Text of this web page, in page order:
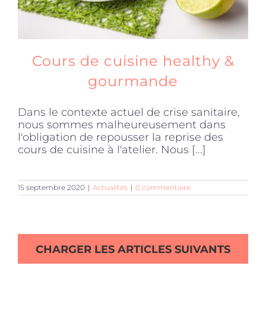
Cours de cuisine healthy &
gourmande
Dans le contexte actuel de crise sanitaire,
nous sommes malheureusement dans
l'obligation de repousser la reprise des
cours de cuisine à l'atelier. Nous [...]
15 septembre 2020 | Actualités | 0 commentaire
CHARGER LES ARTICLES SUIVANTS